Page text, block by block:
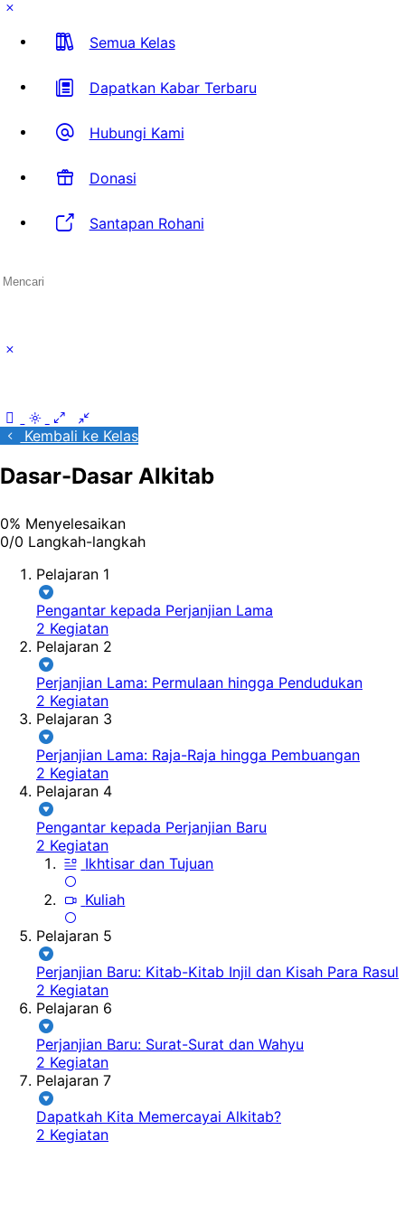
Semua Kelas
Dapatkan Kabar Terbaru
Hubungi Kami
Donasi
Santapan Rohani
Search
Kembali ke Kelas
Dasar-Dasar Alkitab
0% Menyelesaikan
0/0 Langkah-langkah
Pelajaran 1
Pengantar kepada Perjanjian Lama
2 Kegiatan
Pelajaran 2
Perjanjian Lama: Permulaan hingga Pendudukan
2 Kegiatan
Pelajaran 3
Perjanjian Lama: Raja-Raja hingga Pembuangan
2 Kegiatan
Pelajaran 4
Pengantar kepada Perjanjian Baru
2 Kegiatan
Ikhtisar dan Tujuan
Kuliah
Pelajaran 5
Perjanjian Baru: Kitab-Kitab Injil dan Kisah Para Rasul
2 Kegiatan
Pelajaran 6
Perjanjian Baru: Surat-Surat dan Wahyu
2 Kegiatan
Pelajaran 7
Dapatkah Kita Memercayai Alkitab?
2 Kegiatan